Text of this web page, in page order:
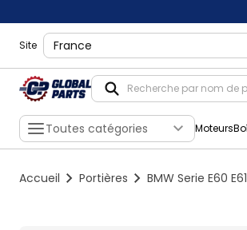
Site shippingLocation
Toutes catégories Moteurs
Accueil Portières BMW Serie E60